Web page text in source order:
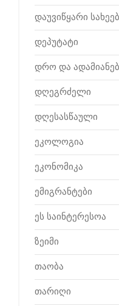
დაუვიწყარი
დეპუტატი
დრო და
დღეგრძელი
დღესასწაული
ეკოლოგია
ეკონომიკა
ემიგრანტები
ეს საინტერესოა
ზეიმი
თაობა
თარიღი